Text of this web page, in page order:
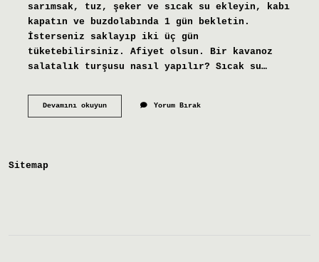
sarımsak, tuz, şeker ve sıcak su ekleyin, kabı
kapatın ve buzdolabında 1 gün bekletin.
İsterseniz saklayıp iki üç gün
tüketebilirsiniz. Afiyet olsun. Bir kavanoz
salatalık turşusu nasıl yapılır? Sıcak su…
Devamını okuyunSalatalıktanYorum Bırak
Sitemap